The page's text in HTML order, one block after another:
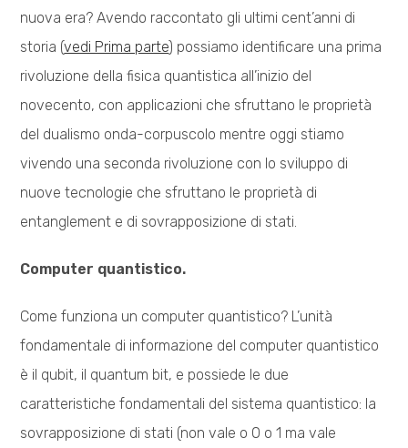
nuova era? Avendo raccontato gli ultimi cent’anni di
storia (vedi Prima parte) possiamo identificare una prima
rivoluzione della fisica quantistica all’inizio del
novecento, con applicazioni che sfruttano le proprietà
del dualismo onda-corpuscolo mentre oggi stiamo
vivendo una seconda rivoluzione con lo sviluppo di
nuove tecnologie che sfruttano le proprietà di
entanglement e di sovrapposizione di stati.
Computer quantistico.
Come funziona un computer quantistico? L’unità
fondamentale di informazione del computer quantistico
è il qubit, il quantum bit, e possiede le due
caratteristiche fondamentali del sistema quantistico: la
sovrapposizione di stati (non vale o 0 o 1 ma vale